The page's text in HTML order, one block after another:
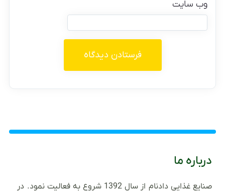
وب‌ سایت
درباره ما
صنایع غذایی دادنام از سال 1392 شروع به فعالیت نمود. در